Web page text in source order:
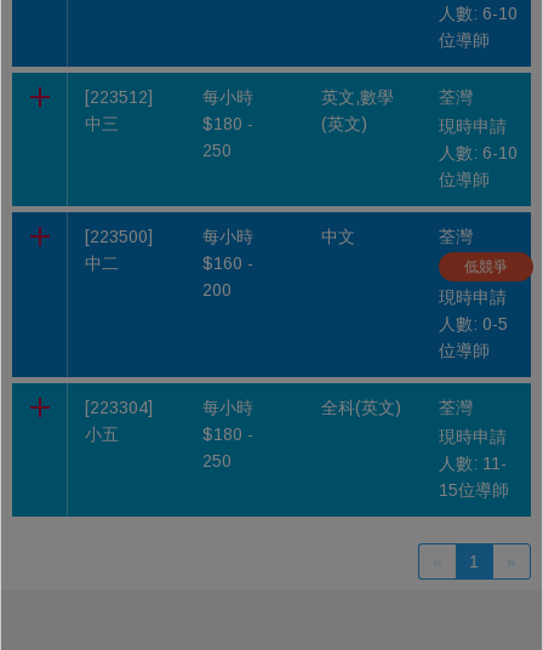
人數: 6-10
位導師
[223512]
中三
每小時
$180 -
250
英文,數學
(英文)
荃灣
現時申請
人數: 6-10
位導師
[223500]
中二
每小時
$160 -
200
中文 荃灣
低競爭
現時申請
人數: 0-5
位導師
[223304]
小五
每小時
$180 -
250
全科(英文)
荃灣
現時申請
人數: 11-
15位導師
« 1 »